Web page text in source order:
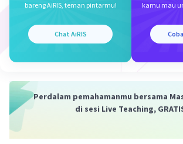
bareng AiRIS, teman pintarmu!
Chat AiRIS
kamu mau
Perdalam pemahamanmu bersama
di sesi Live Teaching,